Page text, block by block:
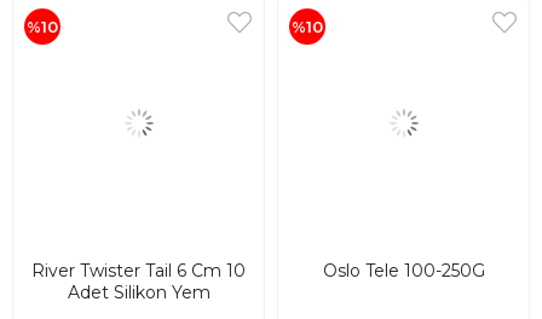
River Twister Tail 6 Cm 10
Adet Silikon Yem
%10
Oslo Tele 100-250G
%10